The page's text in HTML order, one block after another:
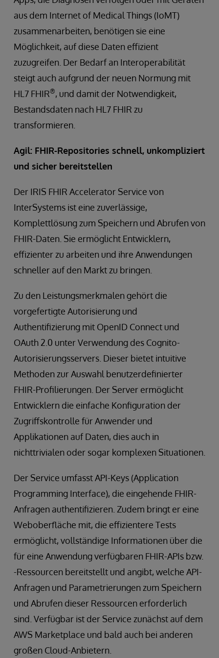
aus dem Internet of Medical Things (IoMT)
zusammenarbeiten, benötigen sie eine
Möglichkeit, auf diese Daten effizient
zuzugreifen. Der Bedarf an Interoperabilität
steigt auch aufgrund der neuen Normung mit
HL7 FHIR®, und damit der Notwendigkeit,
Bestandsdaten nach HL7 FHIR zu
transformieren.
Agil: FHIR-Repositories schnell, unkompliziert
und sicher bereitstellen
Der IRIS FHIR Accelerator Service von
InterSystems ist eine zuverlässige,
Komplettlösung zum Speichern und Abrufen von
FHIR-Daten. Sie ermöglicht Entwicklern,
effizienter zu arbeiten und ihre Anwendungen
schneller auf den Markt zu bringen.
Zu den Leistungsmerkmalen gehört die
vorgefertigte Autorisierung und
Authentifizierung mit OpenID Connect und
OAuth 2.0 unter Verwendung des Cognito-
Autorisierungsservers. Dieser bietet intuitive
Methoden zur Auswahl benutzerdefinierter
FHIR-Profilierungen. Der Server ermöglicht
Entwicklern die einfache Konfiguration der
Zugriffskontrolle für Anwender und
Applikationen auf Daten, dies auch in
nichttrivialen oder sogar komplexen Situationen.
Der Service umfasst API-Keys (Application
Programming Interface), die eingehende FHIR-
Anfragen authentifizieren. Zudem bringt er eine
Weboberfläche mit, die effizientere Tests
ermöglicht, vollständige Informationen über die
für eine Anwendung verfügbaren FHIR-APIs bzw.
-Ressourcen bereitstellt und angibt, welche API-
Anfragen und Parametrierungen zum Speichern
und Abrufen dieser Ressourcen erforderlich
sind. Verfügbar ist der Service zunächst auf dem
AWS Marketplace und bald auch bei anderen
großen Cloud-Anbietern.